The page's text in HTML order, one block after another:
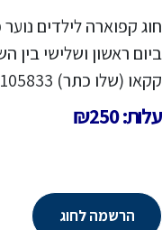
חוג קפוארה לילדים
קקאו (שלו כתר) 050-2105833
עלות: ₪250
הרשמה לחוג